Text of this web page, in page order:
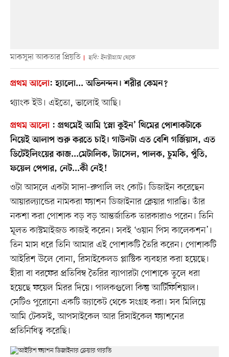
মাকসুদা আকতার প্রিয়তি ছবি: ইনস্টাগ্রাম থেকে
প্রথম আলো:হ্যালো... অভিনন্দন। শরীর কেমন?
থ্যাংক ইউ। এইতো, ভালোই আছি।
প্রথম আলো: প্রথমেই আমি ‘স্নো কুইন’ থিমের পোশাকটাকে
নিয়েই আলাপ শুরু করতে চাই। গাউনটা এত বেশি গর্জিয়াস, এত
ডিটেইলিংয়ের কাজ...মেটালিক, ট্যাসেল, পালক, চুমকি, পুঁতি,
ফয়েল পেপার, নেট...কী নেই!
ওটা আসলে একটা সাদা–রুপালি লং কোট। ডিজাইন করেছেন
আয়ারল্যান্ডের নামকরা ফ্যাশন ডিজাইনার ক্লেয়ার গারভি। তাঁর
নকশা করা পোশাক বড় বড় আন্তর্জাতিক তারকারাও পরেন। তিনি
মূলত কাস্টমাইজড কাজই করেন। সবই ‘ওয়ান পিস কালেকশন’।
তিন মাস ধরে তিনি আমার এই পোশাকটি তৈরি করেন। পোশাকটি
আইরিশ উলে বোনা, রিসাইকেলড প্লাস্টিক ব্যবহার করা হয়েছে।
হীরা বা বরফের প্রতিবিম্ব তৈরির ব্যাপারটা পোশাকে তুলে ধরা
হয়েছে ফয়েল মিরর দিয়ে। পালকগুলো কিন্তু আর্টিফিশিয়াল।
সেটিও পুরোনো একটি জ্যাকেট থেকে সংগ্রহ করা। সব মিলিয়ে
আমি টেকসই, আপসাইকেল আর রিসাইকেল ফ্যাশনের
প্রতিনিধিত্ব করেছি।